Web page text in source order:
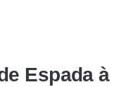
Espada à